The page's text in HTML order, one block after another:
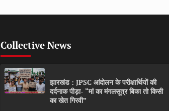
Collective News
झारखंड : JPSC आंदोलन के परीक्षार्थियों की
दर्दनाक पीड़ा- “मां का मंगलसूत्र बिका तो किसी
का खेत गिरवी”